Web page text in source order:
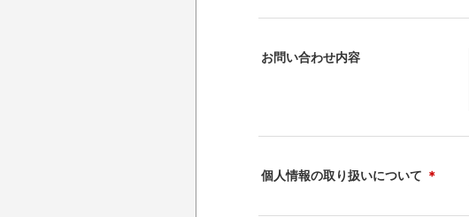
お問い合わせ内容
個人情報の取り扱いについて ＊